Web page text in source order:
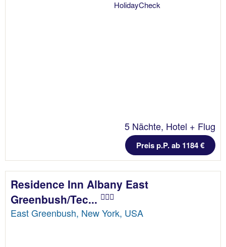
5 Nächte, Hotel + Flug
Preis p.P. ab 1184 €
Residence Inn Albany East
Greenbush/Tec...
East Greenbush, New York, USA